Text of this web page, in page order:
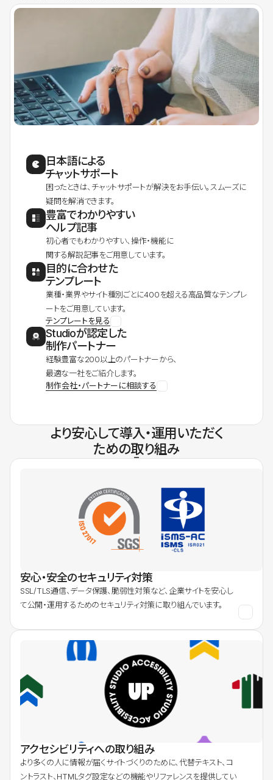
日本語による
チャットサポート
困ったときは、チャットサポートが解決をお手伝い。スムーズに
疑問を解消できます。
豊富でわかりやすい
ヘルプ記事
初心者でもわかりやすい、操作・機能に
関する解説記事をご用意しています。
目的に合わせた
テンプレート
業種・業界やサイト種別ごとに400を超える高品質なテンプレ
ートをご用意しています。
テンプレートを見る
Studioが認定した
制作パートナー
経験豊富な200以上のパートナーから、
最適な一社をご紹介します。
制作会社・パートナーに相談する
より安心して導入・運用いただく
ための取り組み
安心・安全のセキュリティ対策
SSL/TLS通信、データ保護、脆弱性対策など、企業サイトを安心し
て公開・運用するためのセキュリティ対策に取り組んでいます。
アクセシビリティへの取り組み
より多くの人に情報が届くサイトづくりのために、代替テキスト、コ
ントラスト、HTMLタグ設定などの機能やリファレンスを提供してい